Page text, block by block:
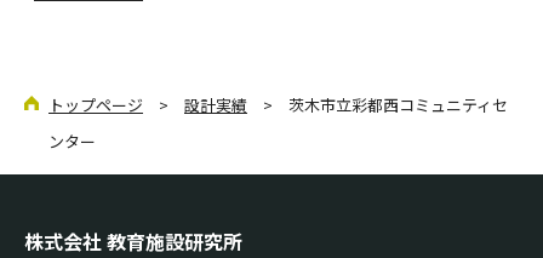
トップページ > 設計実績 > 茨木市立彩都西コミュニティセ
ンター
株式会社 教育施設研究所